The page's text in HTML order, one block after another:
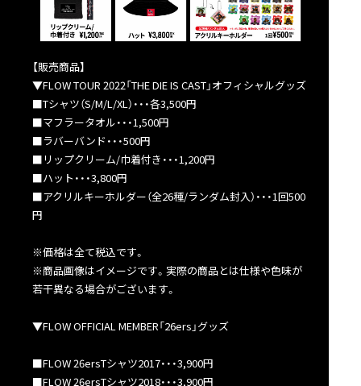
【販売商品】
▼FLOW TOUR 2022「THE DIE IS CAST」オフィシャルグッズ
■Tシャツ（S/M/L/XL）・・・各3,500円
■マフラータオル・・・1,500円
■ラバーバンド・・・500円
■リップクリーム/巾着付き・・・1,200円
■ハット・・・3,800円
■アクリルキーホルダー（全26種/ランダム封入）・・・1回500
円
※価格は全て税込です。
※商品画像はイメージです。実際の商品とは仕様や色味が
若干異なる場合がございます。
▼FLOW OFFICIAL MEMBER「26ers」グッズ
■FLOW 26ersTシャツ2017・・・3,900円
■FLOW 26ersTシャツ2018・・・3,900円